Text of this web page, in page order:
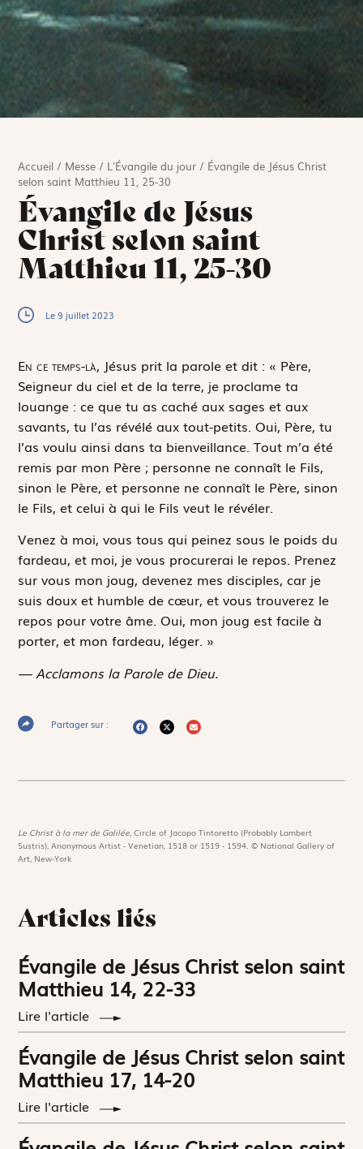
Accueil / Messe / L'Évangile du jour / Évangile de Jésus Christ
selon saint Matthieu 11, 25-30
Évangile de Jésus
Christ selon saint
Matthieu 11, 25-30
Le 9 juillet 2023
En ce temps-là, Jésus prit la parole et dit : « Père,
Seigneur du ciel et de la terre, je proclame ta
louange : ce que tu as caché aux sages et aux
savants, tu l’as révélé aux tout-petits. Oui, Père, tu
l’as voulu ainsi dans ta bienveillance. Tout m’a été
remis par mon Père ; personne ne connaît le Fils,
sinon le Père, et personne ne connaît le Père, sinon
le Fils, et celui à qui le Fils veut le révéler.
Venez à moi, vous tous qui peinez sous le poids du
fardeau, et moi, je vous procurerai le repos. Prenez
sur vous mon joug, devenez mes disciples, car je
suis doux et humble de cœur, et vous trouverez le
repos pour votre âme. Oui, mon joug est facile à
porter, et mon fardeau, léger. »
— Acclamons la Parole de Dieu.
Partager sur :
Le Christ à la mer de Galilée,Circle of Jacopo Tintoretto (Probably Lambert
Sustris), Anonymous Artist - Venetian, 1518 or 1519 - 1594. © National Gallery of
Art, New-York
Articles liés
Évangile de Jésus Christ selon saint
Matthieu 14, 22-33
Lire l'article
Évangile de Jésus Christ selon saint
Matthieu 17, 14-20
Lire l'article